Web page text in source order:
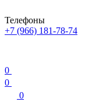
Телефоны
+7 (966) 181-78-74
0
0
0